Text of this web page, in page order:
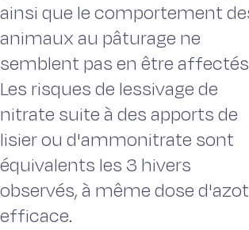
ainsi que le comportement
animaux au pâturage ne
semblent pas en être
Les risques de lessivage de
nitrate suite à des apports de
lisier ou d'ammonitrate sont
équivalents les 3 hivers
observés, à même dose
efficace.